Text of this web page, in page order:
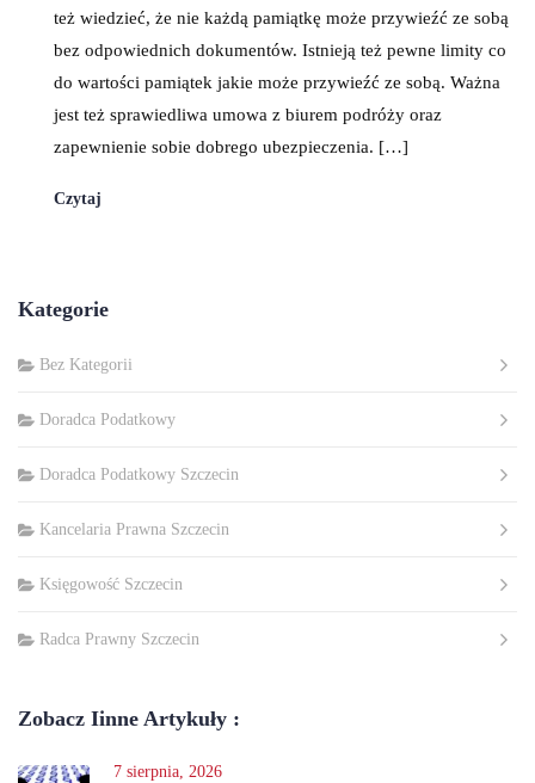
też wiedzieć, że nie każdą pamiątkę może przywieźć ze sobą
bez odpowiednich dokumentów. Istnieją też pewne limity co
do wartości pamiątek jakie może przywieźć ze sobą. Ważna
jest też sprawiedliwa umowa z biurem podróży oraz
zapewnienie sobie dobrego ubezpieczenia. […]
Czytaj
Kategorie
Bez Kategorii
Doradca Podatkowy
Doradca Podatkowy Szczecin
Kancelaria Prawna Szczecin
Księgowość Szczecin
Radca Prawny Szczecin
Zobacz Iinne Artykuły :
7 sierpnia, 2026